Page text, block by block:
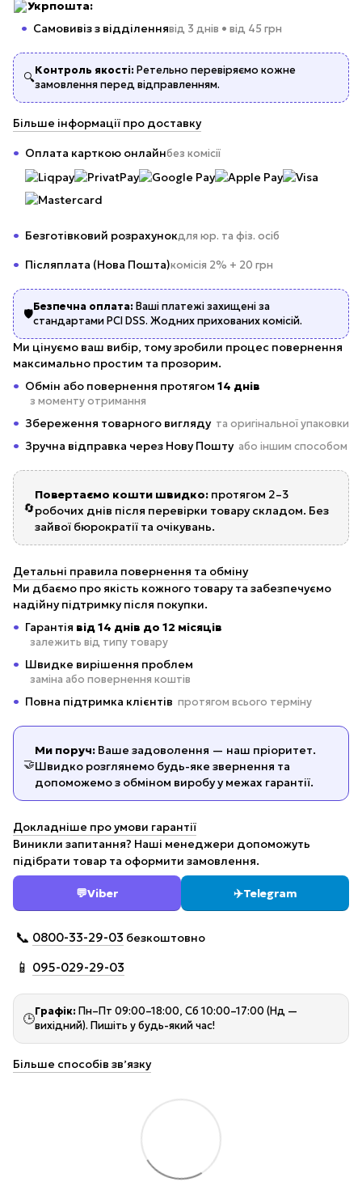
Укрпошта:
Самовивіз з відділеннявід 3 днів • від 45 грн
🔍
Контроль якості: Ретельно перевіряємо кожне
замовлення перед відправленням.
Більше інформації про доставку
Оплата карткою онлайнбез комісії
Безготівковий розрахунокдля юр. та фіз. осіб
Післяплата (Нова Пошта)комісія 2% + 20 грн
🛡️
Безпечна оплата: Ваші платежі захищені за
стандартами PCI DSS. Жодних прихованих комісій.
Ми цінуємо ваш вибір, тому зробили процес повернення
максимально простим та прозорим.
Обмін або повернення протягом 14 днів
з моменту отримання
Збереження товарного вигляду та оригінальної упаковки
Зручна відправка через Нову Пошту або іншим способом
🔄
Повертаємо кошти швидко: протягом 2–3
робочих днів після перевірки товару складом. Без
зайвої бюрократії та очікувань.
Детальні правила повернення та обміну
Ми дбаємо про якість кожного товару та забезпечуємо
надійну підтримку після покупки.
Гарантія від 14 днів до 12 місяців
залежить від типу товару
Швидке вирішення проблем
заміна або повернення коштів
Повна підтримка клієнтів протягом всього терміну
🤝
Ми поруч: Ваше задоволення — наш пріоритет.
Швидко розглянемо будь-яке звернення та
допоможемо з обміном виробу у межах гарантії.
Докладніше про умови гарантії
Виникли запитання? Наші менеджери допоможуть
підібрати товар та оформити замовлення.
💬Viber ✈️Telegram
📞 0800-33-29-03 безкоштовно
📱 095-029-29-03
🕒
Графік: Пн–Пт 09:00–18:00, Сб 10:00–17:00 (Нд —
вихідний). Пишіть у будь-який час!
Більше способів звʼязку